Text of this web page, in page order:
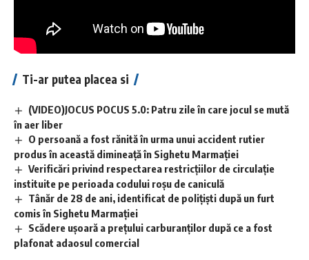
Ti-ar putea placea si
(VIDEO)JOCUS POCUS 5.0: Patru zile în care jocul se mută
în aer liber
O persoană a fost rănită în urma unui accident rutier
produs în această dimineață în Sighetu Marmației
Verificări privind respectarea restricțiilor de circulație
instituite pe perioada codului roșu de caniculă
Tânăr de 28 de ani, identificat de polițiști după un furt
comis în Sighetu Marmației
Scădere ușoară a prețului carburanților după ce a fost
plafonat adaosul comercial